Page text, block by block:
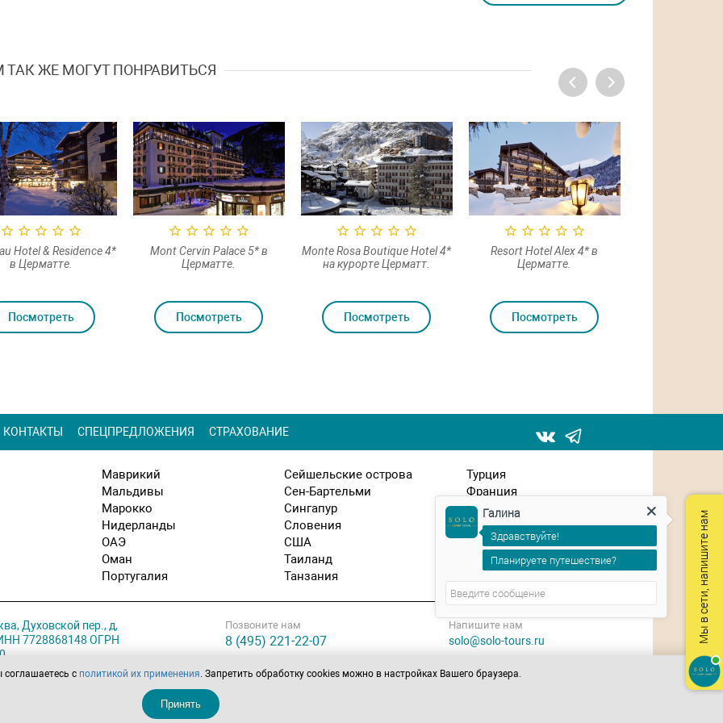
ТАК ЖЕ МОГУТ ПОНРАВИТЬСЯ
Hotel & Residence 4*
в Церматте.
Посмотреть
Mont Cervin Palace 5* в
Церматте.
Посмотреть
Monte Rosa Boutique Hotel 4*
на курорте Церматт.
Посмотреть
Resort Hotel Alex 4* в
Церматте.
Посмотреть
КОНТАКТЫ СПЕЦПРЕДЛОЖЕНИЯ СТРАХОВАНИЕ
Маврикий
Мальдивы
Марокко
Нидерланды
ОАЭ
Оман
Португалия
Сейшельские острова
Сен-Бартельми
Сингапур
Словения
США
Таиланд
Танзания
Турция
Франция
Чехия
Швейцария
ЮАР
Япония
Духовской пер., д,
7728868148 ОГРН
Позвоните нам
8 (495) 221-22-07
Напишите нам
solo@solo-tours.ru
с политикой их применения. Запретить обработку cookies можно в настройках Вашего браузера.
Принять
Мы в сети, напишите нам
Галина
Здравствуйте!
Планируете путешествие?